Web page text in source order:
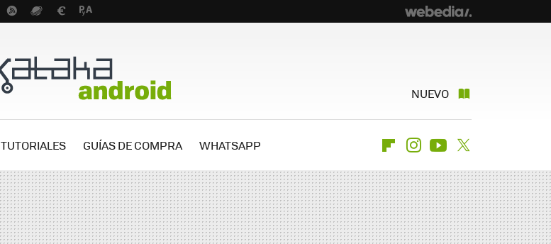
NUEVO
TUTORIALES GUÍAS DE COMPRA WHATSAPP FlipboardInstagramYoutube